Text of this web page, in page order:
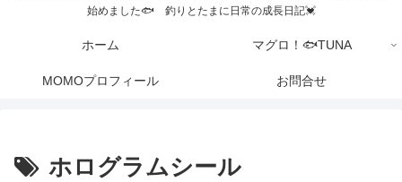
始めました🐟 釣りとたまに日常の成長日記💓
ホーム マグロ！🐟TUNA
MOMOプロフィール お問合せ
ホログラムシール